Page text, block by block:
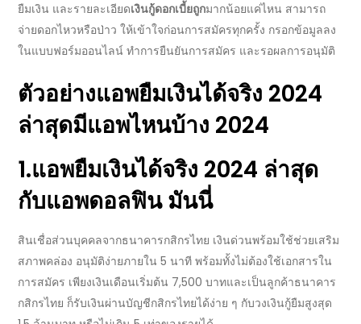
ยืมเงิน และรายละเอียดเงินกู้ดอกเบี้ยถูกมากน้อยแค่ไหน สามารถ
จ่ายดอกไหวหรือป่าว ให้เข้าใจก่อนการสมัครทุกครั้ง กรอกข้อมูลลง
ในแบบฟอร์มออนไลน์ ทำการยืนยันการสมัคร และรอผลการอนุมัติ
ตัวอย่างแอพยืมเงินได้จริง 2024
ล่าสุดมีแอพไหนบ้าง 2024
1.แอพยืมเงินได้จริง 2024 ล่าสุด
กับแอพดอลฟิน มันนี่
สินเชื่อส่วนบุคคลจากธนาคารกสิกรไทย เงินด่วนพร้อมใช้ช่วยเสริม
สภาพคล่อง อนุมัติง่ายภายใน 5 นาที พร้อมทั้งไม่ต้องใช้เอกสารใน
การสมัคร เพียงเงินเดือนเริ่มต้น 7,500 บาทและเป็นลูกค้าธนาคาร
กสิกรไทย ก็รับเงินผ่านบัญชีกสิกรไทยได้ง่าย ๆ กับวงเงินกู้ยืมสูงสุด